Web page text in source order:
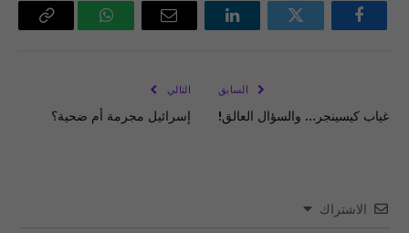
فيسبوك تويتر لينكدإن
البريد
واتساب Copy
السابق
غياب كيسينجر… والسؤال العالق!
التالي
إسرائيل مجرمة أم ضحية؟
الاشتراك